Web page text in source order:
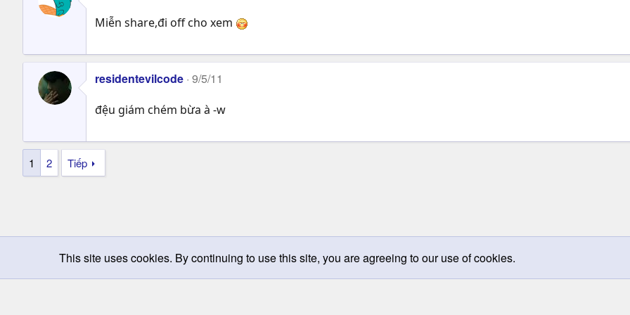
Miễn share,đi off cho xem
residentevilcode 9/5/11
đệu giám chém bừa à -w
1 2 Tiếp
Chọn giao diện Change width
This site uses cookies. By continuing to use this site, you are agreeing to our use of cookies.